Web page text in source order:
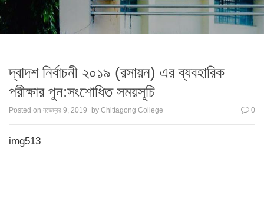
দ্বাদশ নির্বাচনী ২০১৯ (রসায়ন) এর ব্যবহারিক
পরীক্ষার পুন:সংশোধিত সময়সূচি
Posted on নভেম্বর 9, 2019 by Chittagong College 0
img513